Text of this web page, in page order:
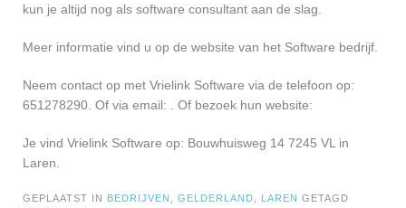
kun je altijd nog als software consultant aan de slag.
Meer informatie vind u op de website van het Software bedrijf.
Neem contact op met Vrielink Software via de telefoon op:
651278290. Of via email:
. Of bezoek hun website:
Je vind Vrielink Software op: Bouwhuisweg 14 7245 VL in
Laren.
GEPLAATST IN BEDRIJVEN GELDERLAND LAREN GETAGD